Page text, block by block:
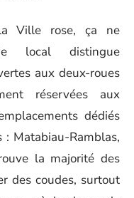
Ville rose, ça ne
local distingue
aux deux-roues
réservées aux
dédiés
Matabiau-Ramblas,
la majorité des
des coudes, surtout